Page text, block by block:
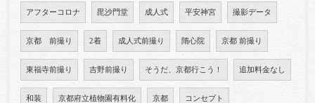
アフターコロナ 毘沙門堂 成人式 平安神宮 撮影データ
京都 前撮り 2着 成人式前撮り 隋心院 京都 前撮り
東福寺前撮り 吉野前撮り そうだ、京都行こう！ 追加料金なし
和装 京都府立植物園有料化 京都 コンセプト